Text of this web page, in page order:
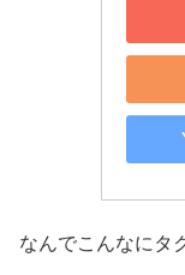
なんでこんなにタ